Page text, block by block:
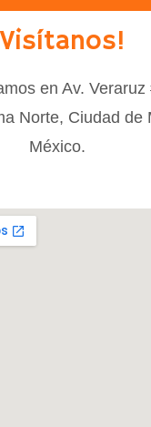
en Av. Veraruz
Norte, Ciudad de
México.